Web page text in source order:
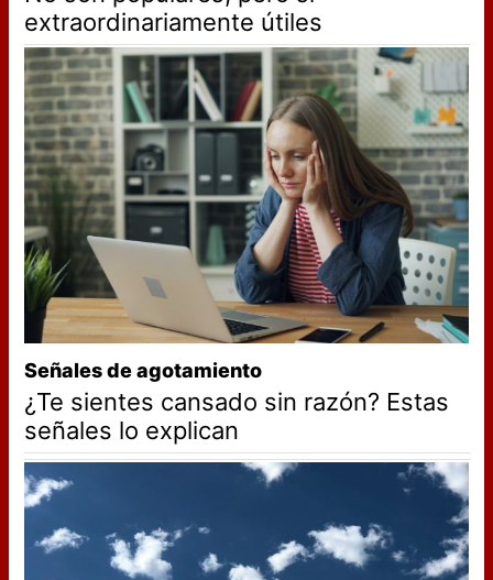
extraordinariamente útiles
Señales de agotamiento
¿Te sientes cansado sin razón? Estas
señales lo explican